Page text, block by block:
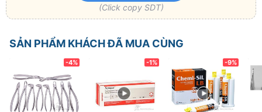
(Click copy SDT)
SẢN PHẨM KHÁCH ĐÃ MUA CÙNG
-4% -1% -9%